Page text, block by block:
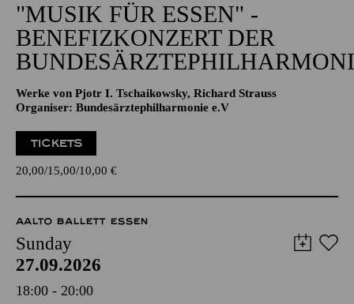
"MUSIK FÜR ESSEN" -
BENEFIZKONZERT DER
Werke von Pjotr I. Tschaikowsky, Richard Strauss
Organiser: Bundesärztephilharmonie e.V
TICKETS
20,00 15,00 10,00 €
AALTO BALLETT ESSEN
Sunday
27.09.2026
18:00 - 20:00